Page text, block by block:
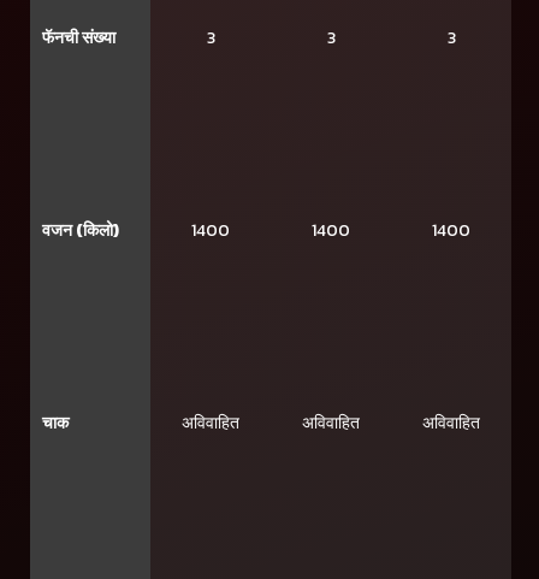
फॅनची संख्या
वजन (किलो)
चाक
3
1400
अविवाहित
3
1400
अविवाहित
3
1400
अविवाहित